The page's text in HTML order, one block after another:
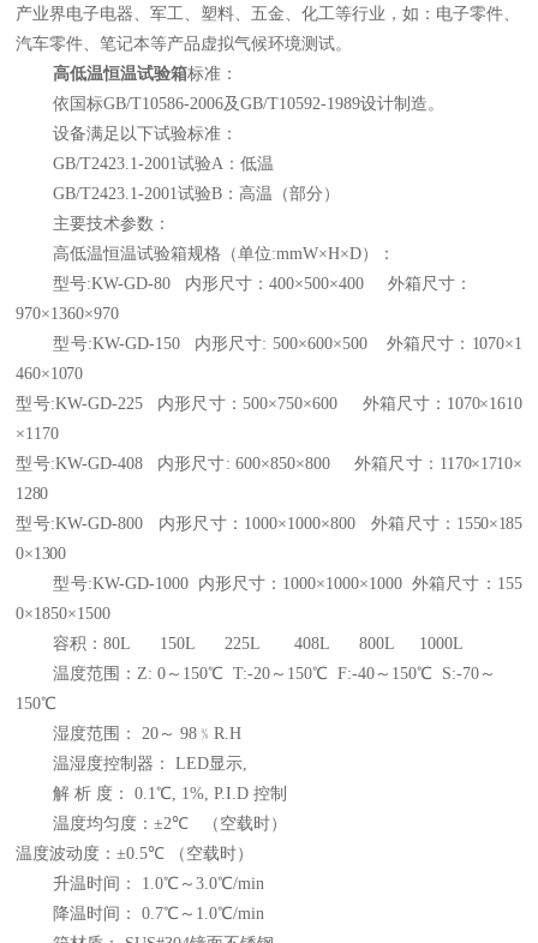
产业界电子电器、军工、塑料、五金、化工等行业，如：电子零件、
汽车零件、笔记本等产品虚拟气候环境测试。
高低温恒温试验箱标准：
依国标GB/T10586-2006及GB/T10592-1989设计制造。
设备满足以下试验标准：
GB/T2423.1-2001试验A：低温
GB/T2423.1-2001试验B：高温（部分）
主要技术参数：
高低温恒温试验箱规格（单位:mmW×H×D）：
型号:KW-GD-80 内形尺寸 ：400×500×400
外箱尺寸：
970×1360×970
型号:KW-GD-150 内形尺寸: 500×600×500 外箱尺寸： 1070×1
460×1070
型号:KW-GD-225 内形尺寸：500×750×600 外箱尺寸： 1070×1610
×1170
型号:KW-GD-408 内形尺寸: 600×850×800 外箱尺寸： 1170×1710×
1280
型号:KW-GD-800 内形尺寸： 1000×1000×800 外箱尺寸： 1550×185
0×1300
型号:KW-GD-1000 内形尺寸 ： 1000×1000×1000 外箱尺寸：155
0×1850×1500
容积：80L 150L 225L 408L 800L 1000L
温度范围： Z: 0 ～ 150℃ T:-20 ～ 150℃ F:-40 ～ 150℃ S:-70 ～
150℃
湿度范围：
20 ～ 98 ﹪R.H
温湿度控制器：
LED显示
解 析 度： 0.1℃ , 1%, P.I.D控制
温度均匀度：±2℃
（空载时）
温度波动度：±0.5℃
（空载时）
升温时间：
1.0℃～3.0℃/min
降温时间：
0.7℃～ 1.0℃/min